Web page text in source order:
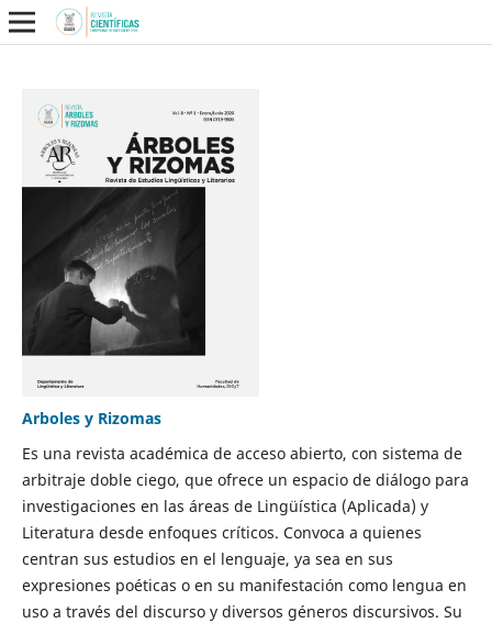
Arboles y Rizomas
Es una revista académica de acceso abierto, con sistema de
arbitraje doble ciego, que ofrece un espacio de diálogo para
investigaciones en las áreas de Lingüística (Aplicada) y
Literatura desde enfoques críticos. Convoca a quienes
centran sus estudios en el lenguaje, ya sea en sus
expresiones poéticas o en su manifestación como lengua en
uso a través del discurso y diversos géneros discursivos. Su